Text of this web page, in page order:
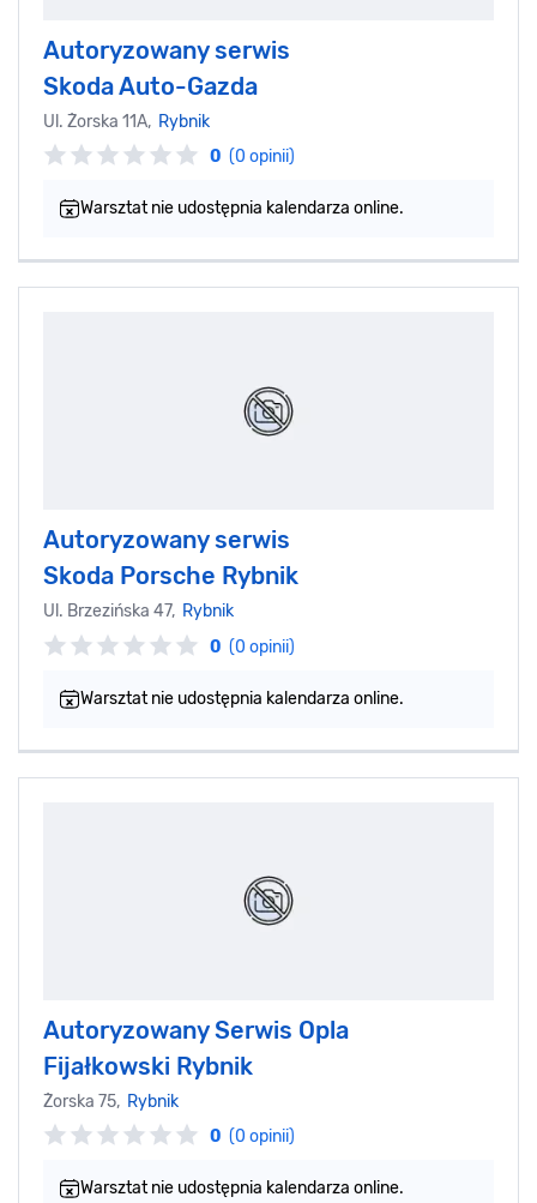
Autoryzowany serwis
Skoda Auto-Gazda
Ul. Żorska 11A, Rybnik
0 (0 opinii)
Warsztat nie udostępnia kalendarza online.
Autoryzowany serwis
Skoda Porsche Rybnik
Ul. Brzezińska 47, Rybnik
0 (0 opinii)
Warsztat nie udostępnia kalendarza online.
Autoryzowany Serwis Opla
Fijałkowski Rybnik
Żorska 75, Rybnik
0 (0 opinii)
Warsztat nie udostępnia kalendarza online.